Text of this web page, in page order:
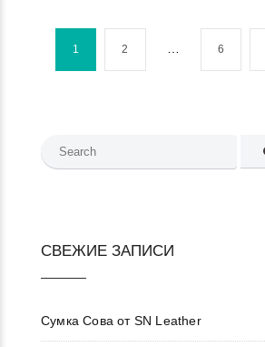
записей
1 2 6
for:
СВЕЖИЕ ЗАПИСИ
Сумка Сова от SN Leather